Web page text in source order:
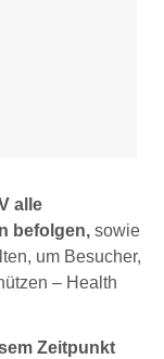
alle
befolgen, sowie
um Besucher,
– Health
Zeitpunkt